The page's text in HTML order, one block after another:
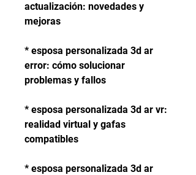
actualización: novedades y
mejoras
* esposa personalizada 3d ar
error: cómo solucionar
problemas y fallos
* esposa personalizada 3d ar vr:
realidad virtual y gafas
compatibles
* esposa personalizada 3d ar